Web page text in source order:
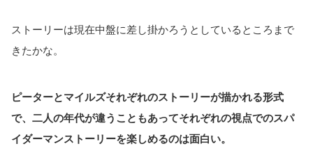
ストーリーは現在中盤に差し掛かろうとしているところまで
きたかな。
ピーターとマイルズそれぞれのストーリーが描かれる形式
で、二人の年代が違うこともあってそれぞれの視点でのスパ
イダーマンストーリーを楽しめるのは面白い。